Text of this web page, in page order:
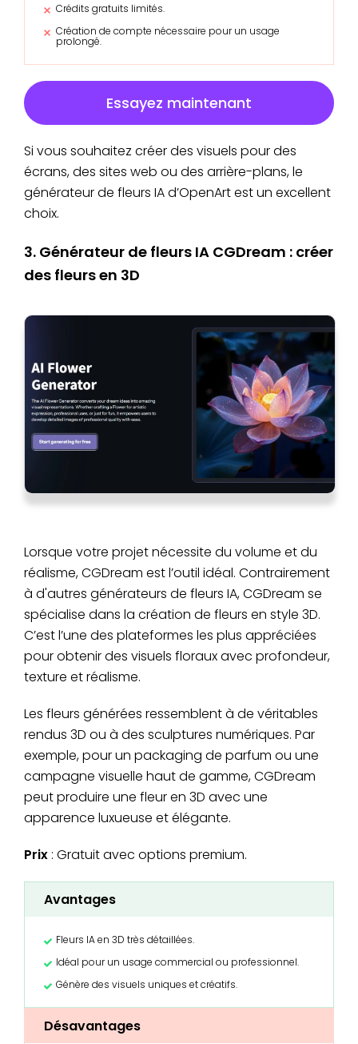
Crédits gratuits limités.
Création de compte nécessaire pour un usage
prolongé.
Essayez maintenant
Si vous souhaitez créer des visuels pour des
écrans, des sites web ou des arrière-plans, le
générateur de fleurs IA d’OpenArt est un excellent
choix.
3. Générateur de fleurs IA CGDream : créer
des fleurs en 3D
Lorsque votre projet nécessite du volume et du
réalisme, CGDream est l’outil idéal. Contrairement
à d'autres générateurs de fleurs IA, CGDream se
spécialise dans la création de fleurs en style 3D.
C’est l’une des plateformes les plus appréciées
pour obtenir des visuels floraux avec profondeur,
texture et réalisme.
Les fleurs générées ressemblent à de véritables
rendus 3D ou à des sculptures numériques. Par
exemple, pour un packaging de parfum ou une
campagne visuelle haut de gamme, CGDream
peut produire une fleur en 3D avec une
apparence luxueuse et élégante.
Prix : Gratuit avec options premium.
Avantages
Fleurs IA en 3D très détaillées.
Idéal pour un usage commercial ou professionnel.
Génère des visuels uniques et créatifs.
Désavantages